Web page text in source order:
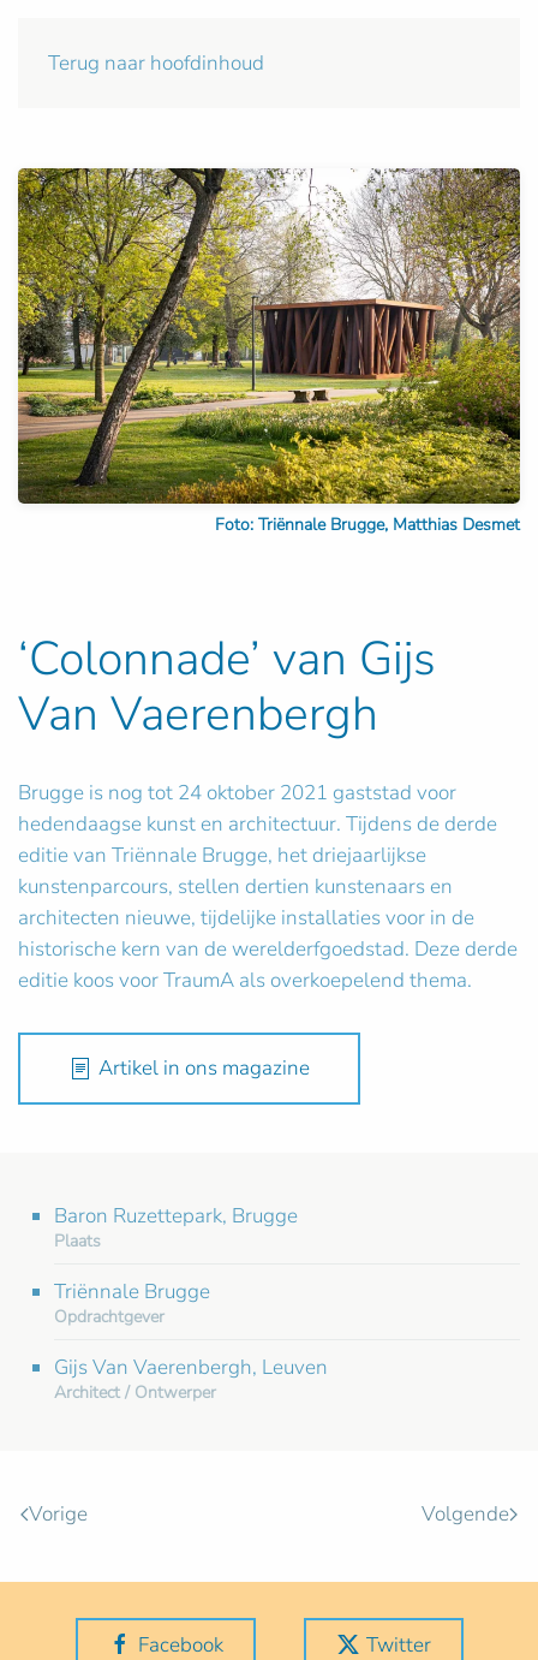
Terug naar hoofdinhoud
Foto: Triënnale Brugge, Matthias Desmet
‘Colonnade’ van Gijs
Van Vaerenbergh
Brugge is nog tot 24 oktober 2021 gaststad voor
hedendaagse kunst en architectuur. Tijdens de derde
editie van Triënnale Brugge, het driejaarlijkse
kunstenparcours, stellen dertien kunstenaars en
architecten nieuwe, tijdelijke installaties voor in de
historische kern van de werelderfgoedstad. Deze derde
editie koos voor TraumA als overkoepelend thema.
Artikel in ons magazine
Baron Ruzettepark, Brugge
Plaats
Triënnale Brugge
Opdrachtgever
Gijs Van Vaerenbergh, Leuven
Architect / Ontwerper
Vorige Volgende
Facebook Twitter